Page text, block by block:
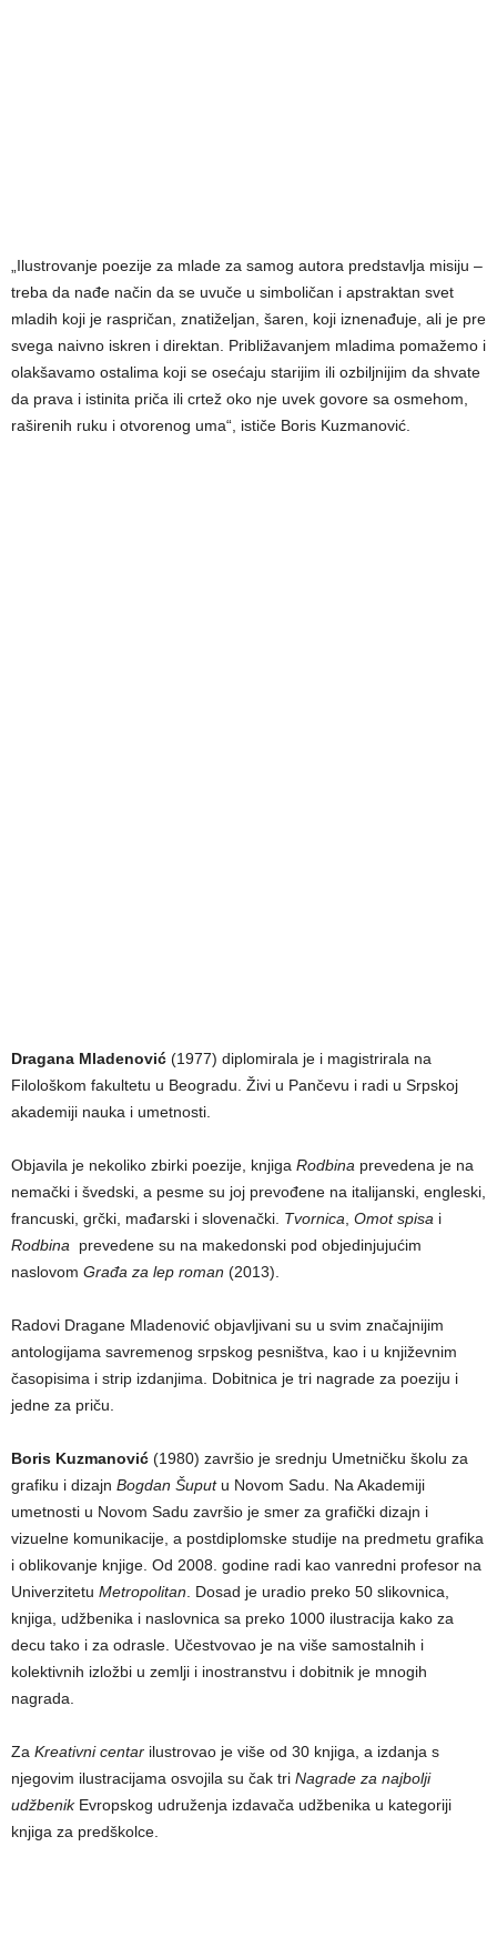
„Ilustrovanje poezije za mlade za samog autora predstavlja misiju –
treba da nađe način da se uvuče u simboličan i apstraktan svet
mladih koji je raspričan, znatiželjan, šaren, koji iznenađuje, ali je pre
svega naivno iskren i direktan. Približavanjem mladima pomažemo i
olakšavamo ostalima koji se osećaju starijim ili ozbiljnijim da shvate
da prava i istinita priča ili crtež oko nje uvek govore sa osmehom,
raširenih ruku i otvorenog uma“, ističe Boris Kuzmanović.
Dragana Mladenović (1977) diplomirala je i magistrirala na
Filološkom fakultetu u Beogradu. Živi u Pančevu i radi u Srpskoj
akademiji nauka i umetnosti.
Objavila je nekoliko zbirki poezije, knjiga Rodbina prevedena je na
nemački i švedski, a pesme su joj prevođene na italijanski, engleski,
francuski, grčki, mađarski i slovenački. Tvornica Omot spisa i
Rodbina prevedene su na makedonski pod objedinjujućim
naslovom Građa za lep roman (2013).
Radovi Dragane Mladenović objavljivani su u svim značajnijim
antologijama savremenog srpskog pesništva, kao i u književnim
časopisima i strip izdanjima. Dobitnica je tri nagrade za poeziju i
jedne za priču.
Boris Kuzmanović (1980) završio je srednju Umetničku školu za
grafiku i dizajn Bogdan Šuputu Novom Sadu. Na Akademiji
umetnosti u Novom Sadu završio je smer za grafički dizajn i
vizuelne komunikacije, a postdiplomske studije na predmetu grafika
i oblikovanje knjige. Od 2008. godine radi kao vanredni profesor na
Univerzitetu Metropolitan . Dosad je uradio preko 50 slikovnica,
knjiga, udžbenika i naslovnica sa preko 1000 ilustracija kako za
decu tako i za odrasle. Učestvovao je na više samostalnih i
kolektivnih izložbi u zemlji i inostranstvu i dobitnik je mnogih
nagrada.
Za Kreativni centar ilustrovao je više od 30 knjiga, a izdanja s
njegovim ilustracijama osvojila su čak tri Nagrade za najbolji
udžbenikEvropskog udruženja izdavača udžbenika u kategoriji
knjiga za predškolce.